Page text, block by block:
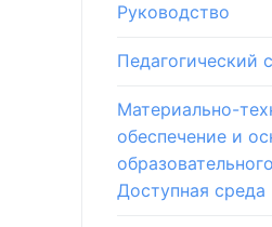
Руководство
Педагогический
Материально-
обеспечение и
Доступная среда